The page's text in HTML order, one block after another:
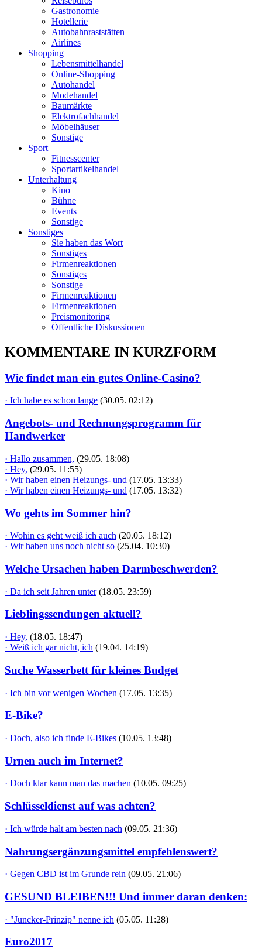
Gastronomie
Hotellerie
Autobahnraststätten
Airlines
Shopping
Lebensmittelhandel
Online-Shopping
Autohandel
Modehandel
Baumärkte
Elektrofachhandel
Möbelhäuser
Sonstige
Sport
Fitnesscenter
Sportartikelhandel
Unterhaltung
Kino
Bühne
Events
Sonstige
Sonstiges
Sie haben das Wort
Sonstiges
Firmenreaktionen
Sonstiges
Sonstige
Firmenreaktionen
Firmenreaktionen
Preismonitoring
Öffentliche Diskussionen
KOMMENTARE IN KURZFORM
Wie findet man ein gutes Online-Casino?
· Ich habe es schon lange (30.05. 02:12)
Angebots- und Rechnungsprogramm für
Handwerker
· Hallo zusammen, (29.05. 18:08)
· Hey, (29.05. 11:55)
· Wir haben einen Heizungs- und (17.05. 13:33)
· Wir haben einen Heizungs- und (17.05. 13:32)
Wo gehts im Sommer hin?
· Wohin es geht weiß ich auch (20.05. 18:12)
· Wir haben uns noch nicht so (25.04. 10:30)
Welche Ursachen haben Darmbeschwerden?
· Da ich seit Jahren unter (18.05. 23:59)
Lieblingssendungen aktuell?
· Hey, (18.05. 18:47)
· Weiß ich gar nicht, ich (19.04. 14:19)
Suche Wasserbett für kleines Budget
· Ich bin vor wenigen Wochen (17.05. 13:35)
E-Bike?
· Doch, also ich finde E-Bikes (10.05. 13:48)
Urnen auch im Internet?
· Doch klar kann man das machen (10.05. 09:25)
Schlüsseldienst auf was achten?
· Ich würde halt am besten nach (09.05. 21:36)
Nahrungsergänzungsmittel empfehlenswert?
· Gegen CBD ist im Grunde rein (09.05. 21:06)
GESUND BLEIBEN!!! Und immer daran denken:
· "Juncker-Prinzip" nenne ich (05.05. 11:28)
Euro2017